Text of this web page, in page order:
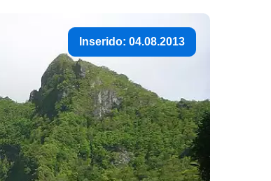
Inserido: 04.08.2013